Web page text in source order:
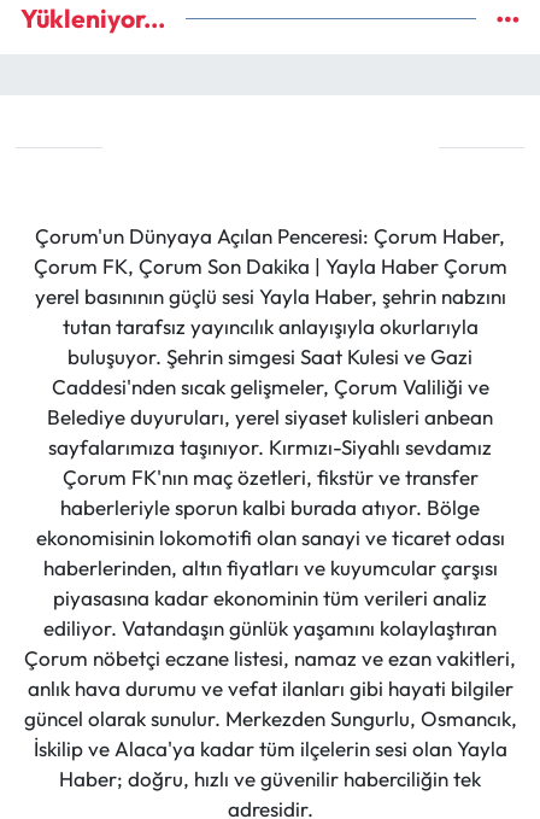
Yükleniyor...
Çorum'un Dünyaya Açılan Penceresi: Çorum Haber,
Çorum FK, Çorum Son Dakika | Yayla Haber Çorum
yerel basınının güçlü sesi Yayla Haber, şehrin nabzını
tutan tarafsız yayıncılık anlayışıyla okurlarıyla
buluşuyor. Şehrin simgesi Saat Kulesi ve Gazi
Caddesi'nden sıcak gelişmeler, Çorum Valiliği ve
Belediye duyuruları, yerel siyaset kulisleri anbean
sayfalarımıza taşınıyor. Kırmızı-Siyahlı sevdamız
Çorum FK'nın maç özetleri, fikstür ve transfer
haberleriyle sporun kalbi burada atıyor. Bölge
ekonomisinin lokomotifi olan sanayi ve ticaret odası
haberlerinden, altın fiyatları ve kuyumcular çarşısı
piyasasına kadar ekonominin tüm verileri analiz
ediliyor. Vatandaşın günlük yaşamını kolaylaştıran
Çorum nöbetçi eczane listesi, namaz ve ezan vakitleri,
anlık hava durumu ve vefat ilanları gibi hayati bilgiler
güncel olarak sunulur. Merkezden Sungurlu, Osmancık,
İskilip ve Alaca'ya kadar tüm ilçelerin sesi olan Yayla
Haber; doğru, hızlı ve güvenilir haberciliğin tek
adresidir.